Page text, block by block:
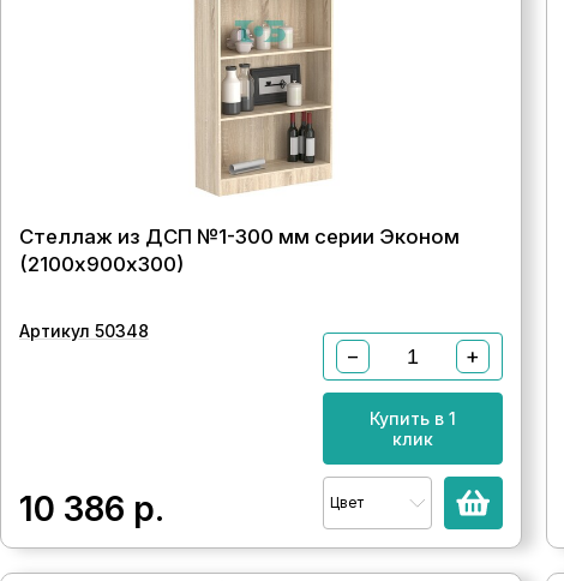
Стеллаж из ДСП №1-300 мм серии Эконом
(2100х900х300)
Артикул 50348
10 386 р.
− +
Купить в 1
клик
Цвет